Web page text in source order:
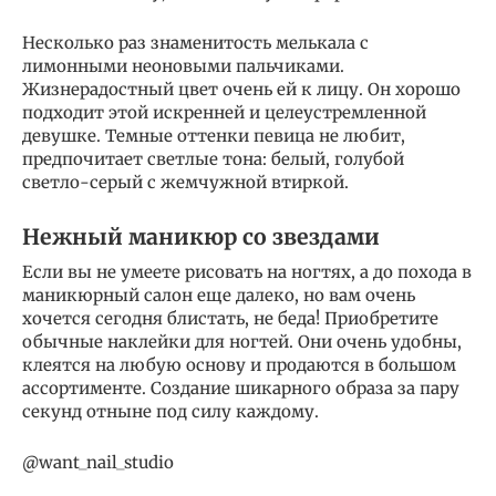
Несколько раз знаменитость мелькала с
лимонными неоновыми пальчиками.
Жизнерадостный цвет очень ей к лицу. Он хорошо
подходит этой искренней и целеустремленной
девушке. Темные оттенки певица не любит,
предпочитает светлые тона: белый, голубой
светло-серый с жемчужной втиркой.
Нежный маникюр со звездами
Если вы не умеете рисовать на ногтях, а до похода в
маникюрный салон еще далеко, но вам очень
хочется сегодня блистать, не беда! Приобретите
обычные наклейки для ногтей. Они очень удобны,
клеятся на любую основу и продаются в большом
ассортименте. Создание шикарного образа за пару
секунд отныне под силу каждому.
@want_nail_studio